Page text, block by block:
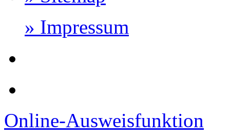
» Impressum
Online-Ausweisfunktion